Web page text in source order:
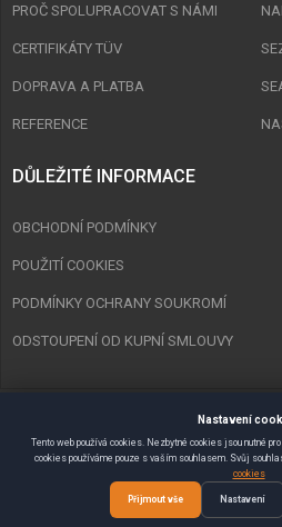
PROČ SPOLUPRACOVAT S NÁMI
CERTIFIKÁTY TÜV
DOPRAVA A PLATBA
REFERENCE
DŮLEŽITÉ INFORMACE
OBCHODNÍ PODMÍNKY
POUŽITÍ COOKIES
PODMÍNKY OCHRANY SOUKROMÍ
ODSTOUPENÍ OD KUPNÍ SMLOUVY
Copyright © 2023 Spurt Zlín s.r.o. Všechna
VytvořilSEMAKIN.CZ:: E-shopy & Weby
Nastavení
Tento web používá cookies. Nezbytné cookies jsou nutné
cookies používáme pouze s vaším souhlasem. Svůj
cookies
Přijmout vše Nastavení